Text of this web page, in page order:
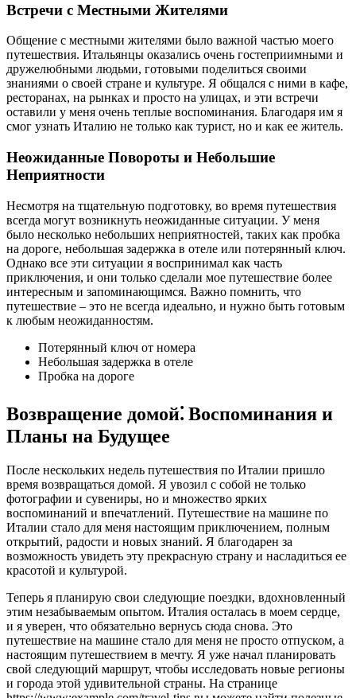
Встречи с Местными Жителями
Общение с местными жителями было важной частью моего
путешествия. Итальянцы оказались очень гостеприимными и
дружелюбными людьми, готовыми поделиться своими
знаниями о своей стране и культуре. Я общался с ними в кафе,
ресторанах, на рынках и просто на улицах, и эти встречи
оставили у меня очень теплые воспоминания. Благодаря им я
смог узнать Италию не только как турист, но и как ее житель.
Неожиданные Повороты и Небольшие
Неприятности
Несмотря на тщательную подготовку, во время путешествия
всегда могут возникнуть неожиданные ситуации. У меня
было несколько небольших неприятностей, таких как пробка
на дороге, небольшая задержка в отеле или потерянный ключ.
Однако все эти ситуации я воспринимал как часть
приключения, и они только сделали мое путешествие более
интересным и запоминающимся. Важно помнить, что
путешествие – это не всегда идеально, и нужно быть готовым
к любым неожиданностям.
Потерянный ключ от номера
Небольшая задержка в отеле
Пробка на дороге
Возвращение домой⁚ Воспоминания и
Планы на Будущее
После нескольких недель путешествия по Италии пришло
время возвращаться домой. Я увозил с собой не только
фотографии и сувениры, но и множество ярких
воспоминаний и впечатлений. Путешествие на машине по
Италии стало для меня настоящим приключением, полным
открытий, радости и новых знаний. Я благодарен за
возможность увидеть эту прекрасную страну и насладиться ее
красотой и культурой.
Теперь я планирую свои следующие поездки, вдохновленный
этим незабываемым опытом. Италия осталась в моем сердце,
и я уверен, что обязательно вернусь сюда снова. Это
путешествие на машине стало для меня не просто отпуском, а
настоящим путешествием в мечту. Я уже начал планировать
свой следующий маршрут, чтобы исследовать новые регионы
и города этой удивительной страны. На странице